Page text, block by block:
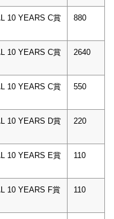
10 YEARS C賞
880
10 YEARS C賞
2640
10 YEARS C賞
550
10 YEARS D賞
220
10 YEARS E賞
110
10 YEARS F賞
110